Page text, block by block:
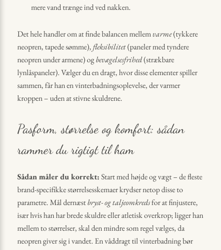
mere vand trænge ind ved nakken.
Det hele handler om at finde balancen mellemvarme(tykkere
neopren, tapede sømme), fleksibilitet(paneler med tyndere
neopren under armene) ogbevægelsesfrihed(strækbare
lynlåspaneler). Vælger du en dragt, hvor disse elementer spiller
sammen, får han en vinterbadningsoplevelse, der varmer
kroppen – uden at stivne skuldrene.
Pasform, størrelse og komfort: sådan
rammer du rigtigt til ham
Sådan måler du korrekt:Start med højde og vægt – de fleste
brand-specifikke størrelsesskemaer krydser netop disse to
parametre. Mål dernæstbryst- og taljeomkredsfor at finjustere,
især hvis han har brede skuldre eller atletisk overkrop; ligger han
mellem to størrelser, skal den mindre som regel vælges, da
neopren giver sig i vandet. En våddragt til vinterbadning bør